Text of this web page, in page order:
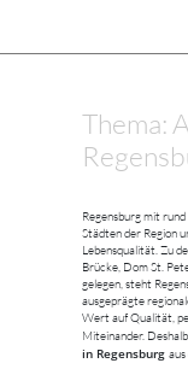
Thema:
Regensburg mit
Städten der Region
Lebensqualität. Zu
Brücke, Dom St.
gelegen, steht
ausgeprägte
Wert auf Qualität,
Miteinander.
in Regensburg